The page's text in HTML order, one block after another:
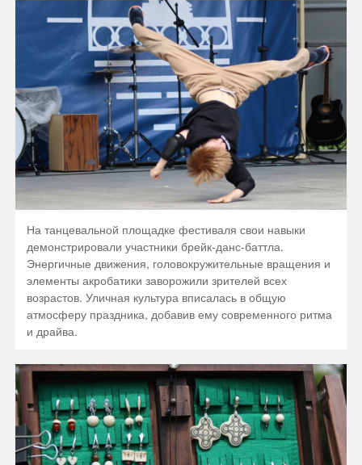
На танцевальной площадке фестиваля свои навыки
демонстрировали участники брейк-данс-баттла.
Энергичные движения, головокружительные вращения и
элементы акробатики заворожили зрителей всех
возрастов. Уличная культура вписалась в общую
атмосферу праздника, добавив ему современного ритма
и драйва.